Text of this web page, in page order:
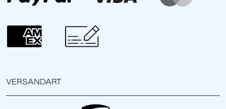
VERSANDART